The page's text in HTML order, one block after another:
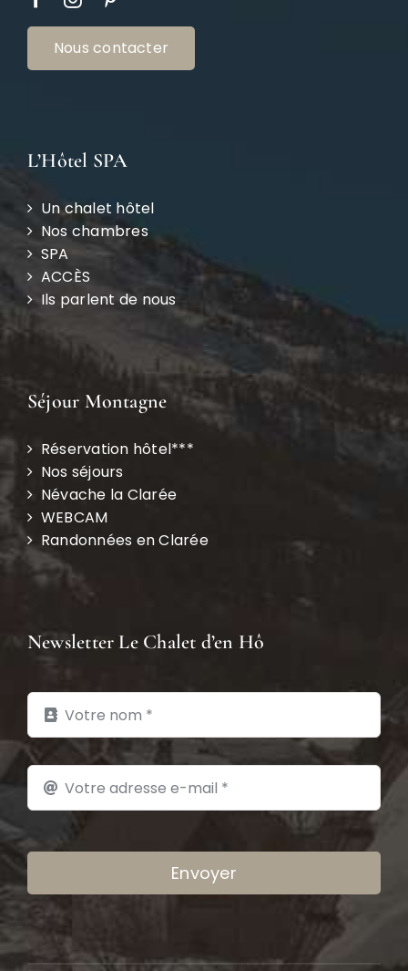
Nous contacter
L’Hôtel SPA
Un chalet hôtel
Nos chambres
SPA
ACCÈS
Ils parlent de nous
Séjour Montagne
Réservation hôtel***
Nos séjours
Névache la Clarée
WEBCAM
Randonnées en Clarée
Newsletter Le Chalet d’en Hô
Envoyer